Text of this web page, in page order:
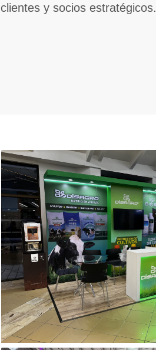
clientes y socios estratégicos.